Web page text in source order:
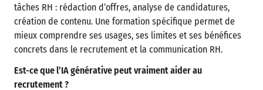
tâches RH : rédaction d’offres, analyse de candidatures,
création de contenu. Une formation spécifique permet de
mieux comprendre ses usages, ses limites et ses bénéfices
concrets dans le recrutement et la communication RH.
Est-ce que l’IA générative peut vraiment aider au
recrutement ?